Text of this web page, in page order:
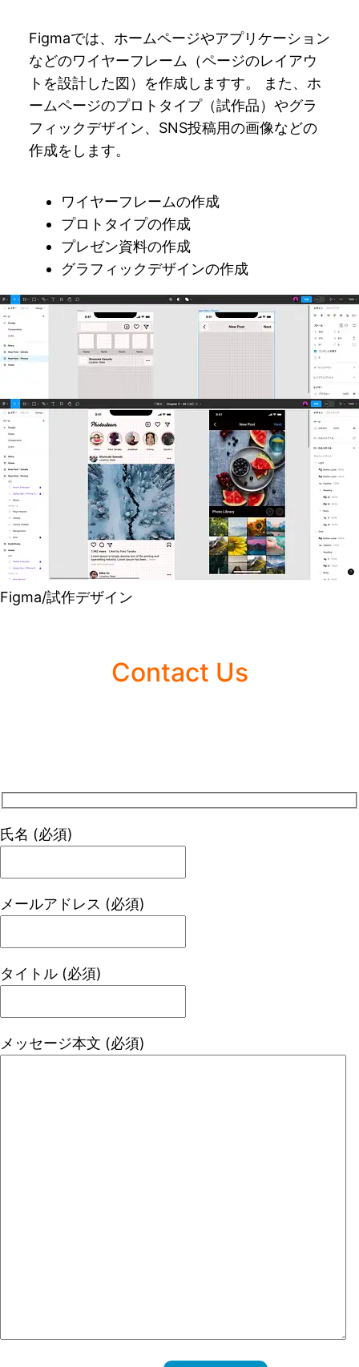
Figmaでは、ホームページやアプリケーション
などのワイヤーフレーム（ページのレイアウ
トを設計した図）を作成しますす。 また、ホ
ームページのプロトタイプ（試作品）やグラ
フィックデザイン、SNS投稿用の画像などの
作成をします。
ワイヤーフレームの作成
プロトタイプの作成
プレゼン資料の作成
グラフィックデザインの作成
Figma/フレームワーク
Figma/試作デザイン
Contact Us
氏名 (必須)
メールアドレス (必須)
タイトル (必須)
メッセージ本文 (必須)